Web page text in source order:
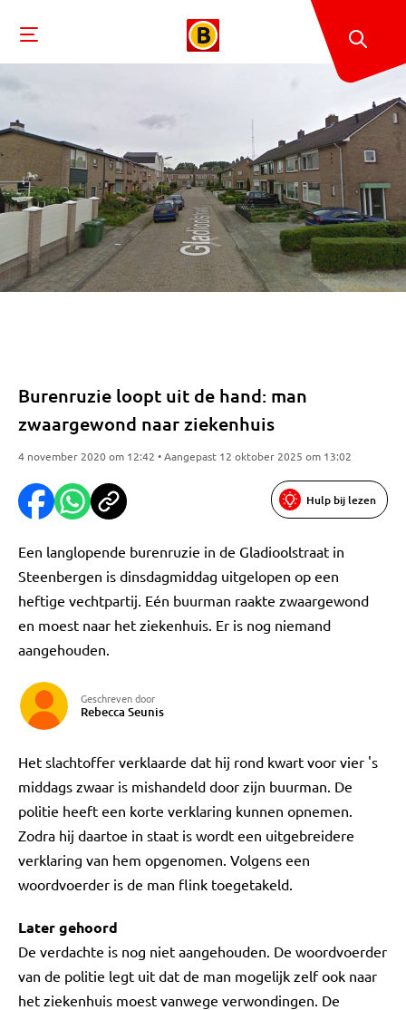
Burenruzie loopt uit de hand: man
zwaargewond naar ziekenhuis
4 november 2020 om 12:42 • Aangepast 12 oktober 2025 om 13:02
Hulp bij lezen
Een langlopende burenruzie in de Gladioolstraat in
Steenbergen is dinsdagmiddag uitgelopen op een
heftige vechtpartij. Eén buurman raakte zwaargewond
en moest naar het ziekenhuis. Er is nog niemand
aangehouden.
Geschreven door
Rebecca Seunis
Het slachtoffer verklaarde dat hij rond kwart voor vier 's
middags zwaar is mishandeld door zijn buurman. De
politie heeft een korte verklaring kunnen opnemen.
Zodra hij daartoe in staat is wordt een uitgebreidere
verklaring van hem opgenomen. Volgens een
woordvoerder is de man flink toegetakeld.
Later gehoord
De verdachte is nog niet aangehouden. De woordvoerder
van de politie legt uit dat de man mogelijk zelf ook naar
het ziekenhuis moest vanwege verwondingen. De